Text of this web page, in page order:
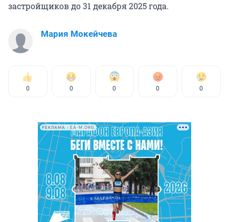
застройщиков до 31 декабря 2025 года.
Мария Мокейчева
0 0 0 0 0
РЕКЛАМА • EA-M.ORG